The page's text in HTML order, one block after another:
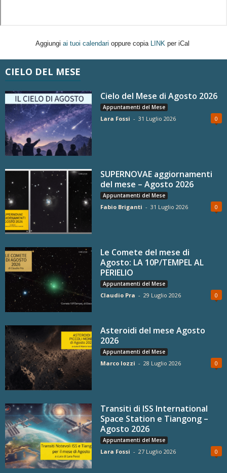
Aggiungi ai tuoi calendari oppure copia LINK per iCal
CIELO DEL MESE
Cielo del Mese di Agosto 2026
Appuntamenti del Mese
Lara Fossi - 31 Luglio 2026 0
SUPERNOVAE aggiornamenti
del mese – Agosto 2026
Appuntamenti del Mese
Fabio Briganti - 31 Luglio 2026 0
Le Comete del mese di
Agosto: LA 10P/TEMPEL AL
PERIELIO
Appuntamenti del Mese
Claudio Pra - 29 Luglio 2026 0
Asteroidi del mese Agosto
2026
Appuntamenti del Mese
Marco Iozzi - 28 Luglio 2026 0
Transiti di ISS International
Space Station e Tiangong –
Agosto 2026
Appuntamenti del Mese
Lara Fossi - 27 Luglio 2026 0